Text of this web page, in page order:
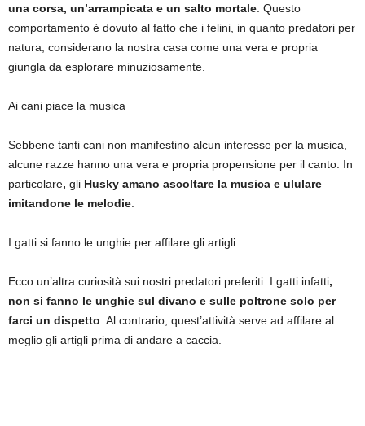
una corsa, un’arrampicata e un salto mortale . Questo
comportamento è dovuto al fatto che i felini, in quanto predatori per
natura, considerano la nostra casa come una vera e propria
giungla da esplorare minuziosamente.
Ai cani piace la musica
Sebbene tanti cani non manifestino alcun interesse per la musica,
alcune razze hanno una vera e propria propensione per il canto. In
particolare, gli Husky amano ascoltare la musica e ululare
imitandone le melodie
I gatti si fanno le unghie per affilare gli artigli
Ecco un’altra curiosità sui nostri predatori preferiti. I gatti infatti,
non si fanno le unghie sul divano e sulle poltrone solo per
farci un dispetto . Al contrario, quest’attività serve ad affilare al
meglio gli artigli prima di andare a caccia.